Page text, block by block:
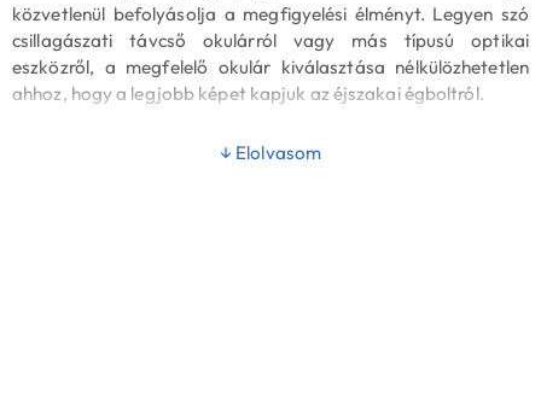
közvetlenül befolyásolja a megfigyelési élményt. Legyen szó
csillagászati távcső okulárról vagy más típusú optikai
eszközről, a megfelelő okulár kiválasztása nélkülözhetetlen
ahhoz, hogy a legjobb képet kapjuk az éjszakai égboltról.
↓ Elolvasom